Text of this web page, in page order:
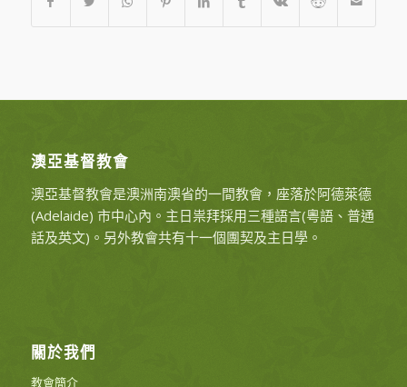
澳亞基督教會
澳亞基督教會是澳洲南澳省的一間教會，座落於阿德萊德
(Adelaide) 市中心內。主日祟拜採用三種語言(粵語、普通
話及英文)。另外教會共有十一個團契及主日學。
關於我們
教會簡介